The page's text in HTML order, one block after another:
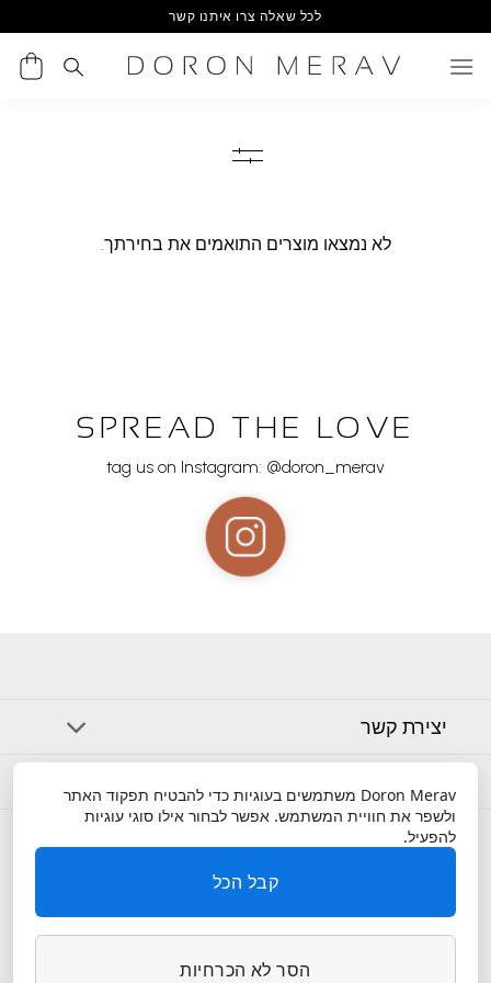
to
content
לכל שאלה צרו איתנו קשר
לא נמצאו מוצרים התואמים את בחירתך.
SPREAD THE LOVE
tag us on Instagram: @doron_merav
יצירת קשר
שירות לקוחות
Doron Merav משתמשים בעוגיות כדי להבטיח תפקוד האתר
ולשפר את חוויית המשתמש. אפשר לבחור אילו סוגי עוגיות
להפעיל.
קבל הכל
הסר לא הכרחיות